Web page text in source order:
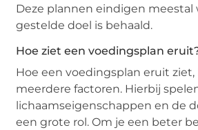
Deze plannen eindigen meestal
gestelde doel is behaald.
Hoe ziet een voedingsplan
Hoe een voedingsplan eruit ziet,
meerdere factoren. Hierbij
lichaamseigenschappen en de
een grote rol. Om je een beter